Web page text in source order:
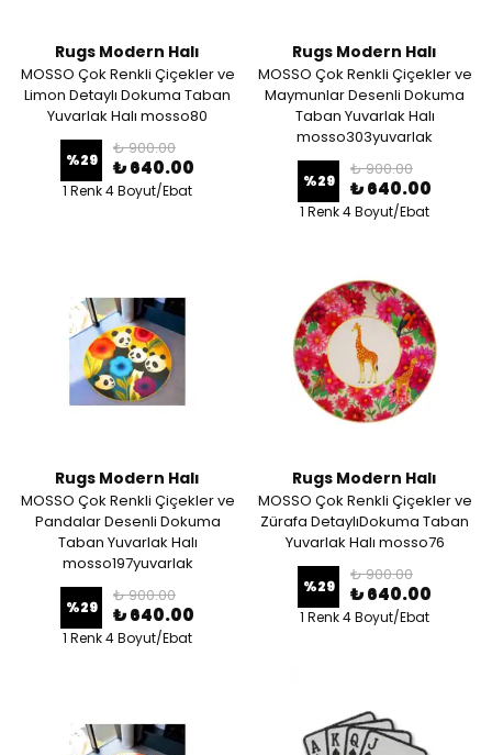
Rugs Modern Halı
MOSSO Çok Renkli Çiçekler ve
Limon Detaylı Dokuma Taban
Yuvarlak Halı mosso80
%29
₺ 900.00
₺ 640.00
1 Renk 4 Boyut/Ebat
Rugs Modern Halı
MOSSO Çok Renkli Çiçekler ve
Maymunlar Desenli Dokuma
Taban Yuvarlak Halı
mosso303yuvarlak
%29
₺ 900.00
₺ 640.00
1 Renk 4 Boyut/Ebat
Rugs Modern Halı
MOSSO Çok Renkli Çiçekler ve
Pandalar Desenli Dokuma
Taban Yuvarlak Halı
mosso197yuvarlak
%29
₺ 900.00
₺ 640.00
1 Renk 4 Boyut/Ebat
Rugs Modern Halı
MOSSO Çok Renkli Çiçekler ve
Zürafa DetaylıDokuma Taban
Yuvarlak Halı mosso76
%29
₺ 900.00
₺ 640.00
1 Renk 4 Boyut/Ebat